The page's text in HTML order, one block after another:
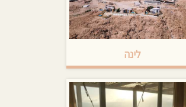
בר" מציע מגוון ארוחות , שתייה
כל יום (בתשלום נוסף, לא כשר)
המסומנים בצבע אדום-
תפוסה מלאה
המסומנים בצבע צהוב -
מינימום 2 לילות.
*הזמנות מהאתר נהנות מהנחה
בהתאם לעונה ולימי השבוע - לא כולל
חגים
לינה